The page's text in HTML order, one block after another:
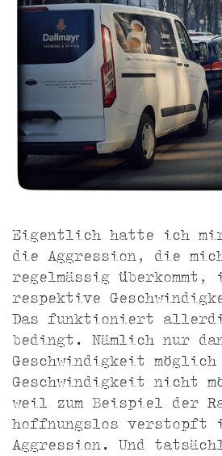
Eigentlich hatte ich mir
die Aggression, die
regelmässig überkommt,
respektive
Das funktioniert
bedingt. Nämlich nur
Geschwindigkeit
Geschwindigkeit nicht
weil zum Beispiel der
hoffnungslos
Aggression. Und